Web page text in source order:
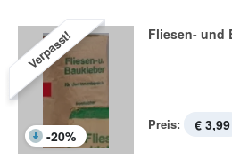
Verpasst!
-20%
Fliesen- und
Preis: € 3,99